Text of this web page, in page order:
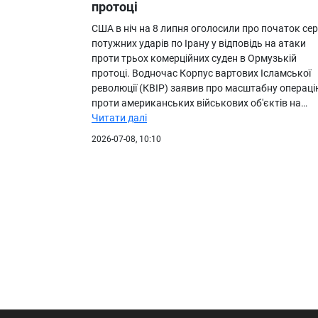
протоці
США в ніч на 8 липня оголосили про початок
потужних ударів по Ірану у відповідь на атаки
проти трьох комерційних суден в Ормузькій
протоці. Водночас Корпус вартових Ісламської
революції (КВІР) заявив про масштабну
проти американських військових об'єктів на…
Читати далі
2026-07-08, 10:10